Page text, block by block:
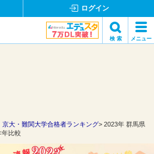
ログイン
検 索 メニュー
京大・難関大学合格者ランキング
2023年 群馬県
比較